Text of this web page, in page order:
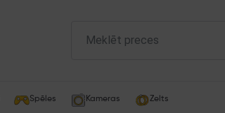
Spēles Kameras Zelts